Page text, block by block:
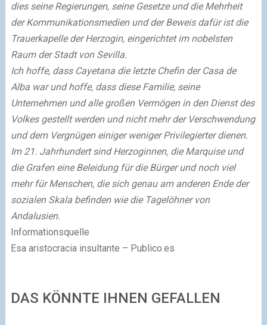
dies seine Regierungen, seine Gesetze und die Mehrheit
der Kommunikationsmedien und der Beweis dafür ist die
Trauerkapelle der Herzogin, eingerichtet im nobelsten
Raum der Stadt von Sevilla.
Ich hoffe, dass Cayetana die letzte Chefin der Casa de
Alba war und hoffe, dass diese Familie, seine
Unternehmen und alle großen Vermögen in den Dienst des
Volkes gestellt werden und nicht mehr der Verschwendung
und dem Vergnügen einiger weniger Privilegierter dienen.
Im 21. Jahrhundert sind Herzoginnen, die Marquise und
die Grafen eine Beleidung für die Bürger und noch viel
mehr für Menschen, die sich genau am anderen Ende der
sozialen Skala befinden wie die Tagelöhner von
Andalusien.
Informationsquelle
Esa aristocracia insultante – Publico.es
DAS KÖNNTE IHNEN GEFALLEN